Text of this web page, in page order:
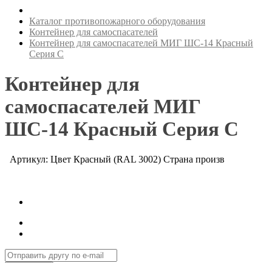
Каталог противопожарного оборудования
Контейнер для самоспасателей
Контейнер для самоспасателей МИГ ШС-14 Красный
Серия С
Контейнер для
самоспасателей МИГ
ШС-14 Красный Серия С
Артикул: Цвет Красный (RAL 3002) Страна произв